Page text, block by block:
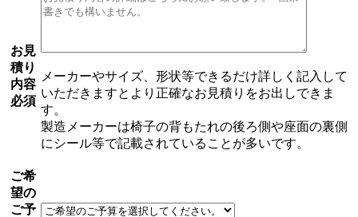
お見
積り
内容
必須
メーカーやサイズ、形状等できるだけ詳しく記入して
いただきますとより正確なお見積りをお出しできま
す。
製造メーカーは椅子の背もたれの後ろ側や座面の裏側
にシール等で記載されていることが多いです。
ご希
望の
ご予